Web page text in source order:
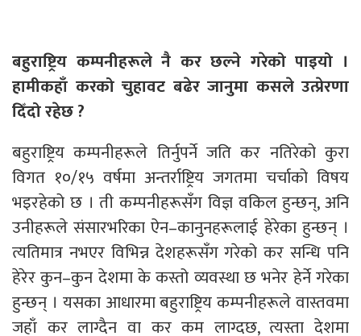
बहुराष्ट्रिय कम्पनीहरूले नै कर छल्ने गरेको पाइयो ।
हामीकहाँ करको चुहावट बढेर जानुमा कसले उत्प्रेरणा
दिँदो रहेछ ?
बहुराष्ट्रिय कम्पनीहरूले तिर्नुपर्ने जति कर नतिरेको कुरा
विगत १०/१५ वर्षमा अन्तर्राष्ट्रिय जगतमा चर्चाको विषय
भइरहेको छ । ती कम्पनीहरूसँग विज्ञ वकिल हुन्छन्, अनि
उनीहरूले संसारभरिका ऐन–कानुनहरूलाई हेरेका हुन्छन् ।
त्यतिमात्र नभएर विभिन्न देशहरूसँग गरेको कर सन्धि पनि
हेरेर कुन–कुन देशमा के कस्तो व्यवस्था छ भनेर हेर्ने गरेका
हुन्छन् । यसका आधारमा बहुराष्ट्रिय कम्पनीहरूले वास्तवमा
जहाँ कर लाग्दैन वा कर कम लाग्दछ, त्यस्ता देशमा